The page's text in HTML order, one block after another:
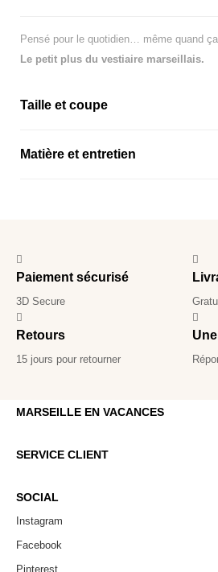
Pensé pour le quotidien… même quand ça
Le petit plus du vestiaire marseillais.
Taille et coupe
Matière et entretien
Paiement sécurisé
3D Secure
Retours
15 jours pour retourner
MARSEILLE EN VACANCES
SERVICE CLIENT
SOCIAL
Instagram
Facebook
Pinterest